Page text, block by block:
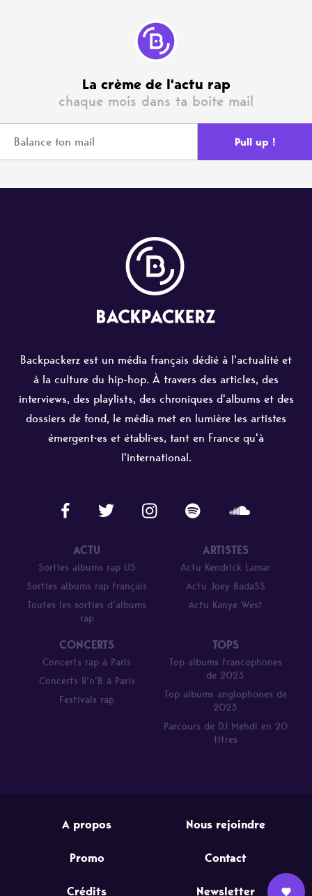
La crème de l'actu rap
chaque mois dans ta boite mail
Backpackerz est un média français dédié à l'actualité et
à la culture du hip-hop. À travers des articles, des
interviews, des playlists, des chroniques d'albums et des
dossiers de fond, le média met en lumière les artistes
émergent·es et établi·es, tant en France qu'à
l'international.
ACTU
Sorties albums rap US
Sorties albums rap français
Toutes les sorties d’albums
rap
ARTISTES
Actu Kendrick Lamar
Actu Joey Bada$$
Actu Kanye West
CONCERTS
Concerts rap à Paris
Concerts R’n’B à Paris
Festivals rap
TOPS
Top albums francophones
de 2023
Top albums anglophones de
2023
Parcours de DJ Mehdi en 20
titres
A propos Nous rejoindre
Promo Contact
Crédits Newsletter